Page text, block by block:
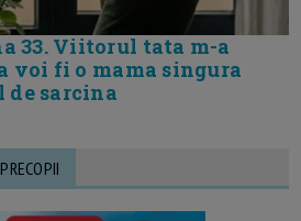
33. Viitorul tata m-a
voi fi o mama singura
sarcina